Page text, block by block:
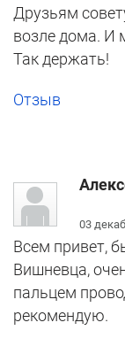
Друзьям
возле дома. И
Так держать!
Отзыв
03
Всем привет,
Вишневца,
пальцем
рекомендую.